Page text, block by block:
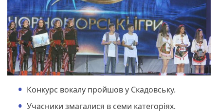
Конкурс вокалу пройшов у Скадовську.
Учасники змагалися в семи категоріях.